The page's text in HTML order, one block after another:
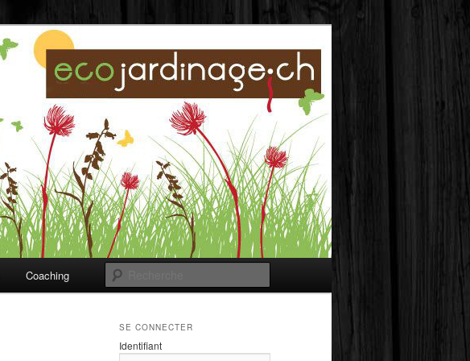
Coaching
SE CONNECTER
Identifiant